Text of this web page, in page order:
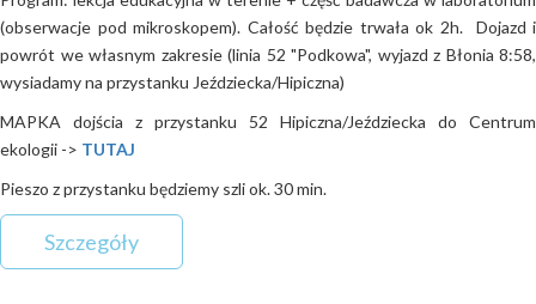
(obserwacje pod mikroskopem). Całość będzie trwała ok 2h. Dojazd i
powrót we własnym zakresie (linia 52 "Podkowa", wyjazd z Błonia 8:58,
wysiadamy na przystanku Jeździecka/Hipiczna)
MAPKA dojścia z przystanku 52 Hipiczna/Jeździecka do Centrum
ekologii -> TUTAJ
Pieszo z przystanku będziemy szli ok. 30 min.
Szczegóły